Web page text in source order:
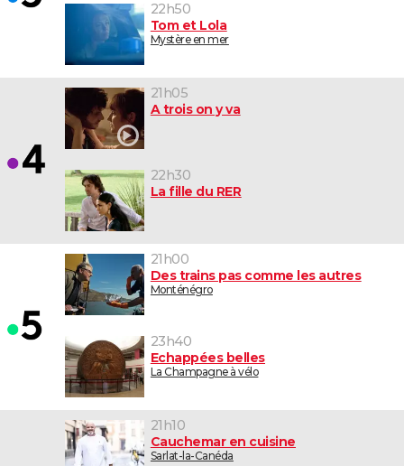
22h50
Tom et Lola
Mystère en mer
21h05
A trois on y va
22h30
La fille du RER
21h00
Des trains pas comme les autres
Monténégro
23h40
Echappées belles
La Champagne à vélo
21h10
Cauchemar en cuisine
Sarlat-la-Canéda